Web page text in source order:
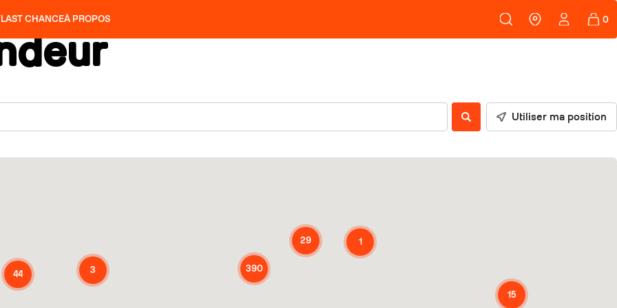
SLAP 112
SLAP 92 SLAP 92
UBAC 102 UBAC 108 PEAUX
LAST CHANCEÀ PROPOS
RECHERCHER